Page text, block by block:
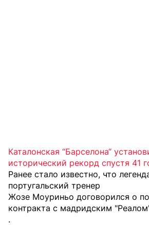
Каталонская “Барселона“
исторический рекорд спустя 41
Ранее стало известно, что
португальский тренер
Жозе Моуриньо договорился о
контракта с мадридским
.